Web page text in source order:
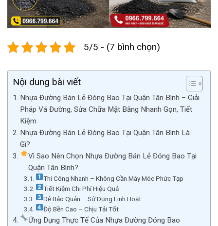
5/5 - (7 bình chọn)
Nội dung bài viết
Nhựa Đường Bán Lẻ Đóng Bao Tại Quận Tân Bình – Giải
Pháp Vá Đường, Sửa Chữa Mặt Bằng Nhanh Gọn, Tiết
Kiệm
Nhựa Đường Bán Lẻ Đóng Bao Tại Quận Tân Bình Là
Gì?
Vì Sao Nên Chọn Nhựa Đường Bán Lẻ Đóng Bao Tại
Quận Tân Bình?
Thi Công Nhanh – Không Cần Máy Móc Phức Tạp
Tiết Kiệm Chi Phí Hiệu Quả
Dễ Bảo Quản – Sử Dụng Linh Hoạt
Độ Bền Cao – Chịu Tải Tốt
Ứng Dụng Thực Tế Của Nhựa Đường Đóng Bao